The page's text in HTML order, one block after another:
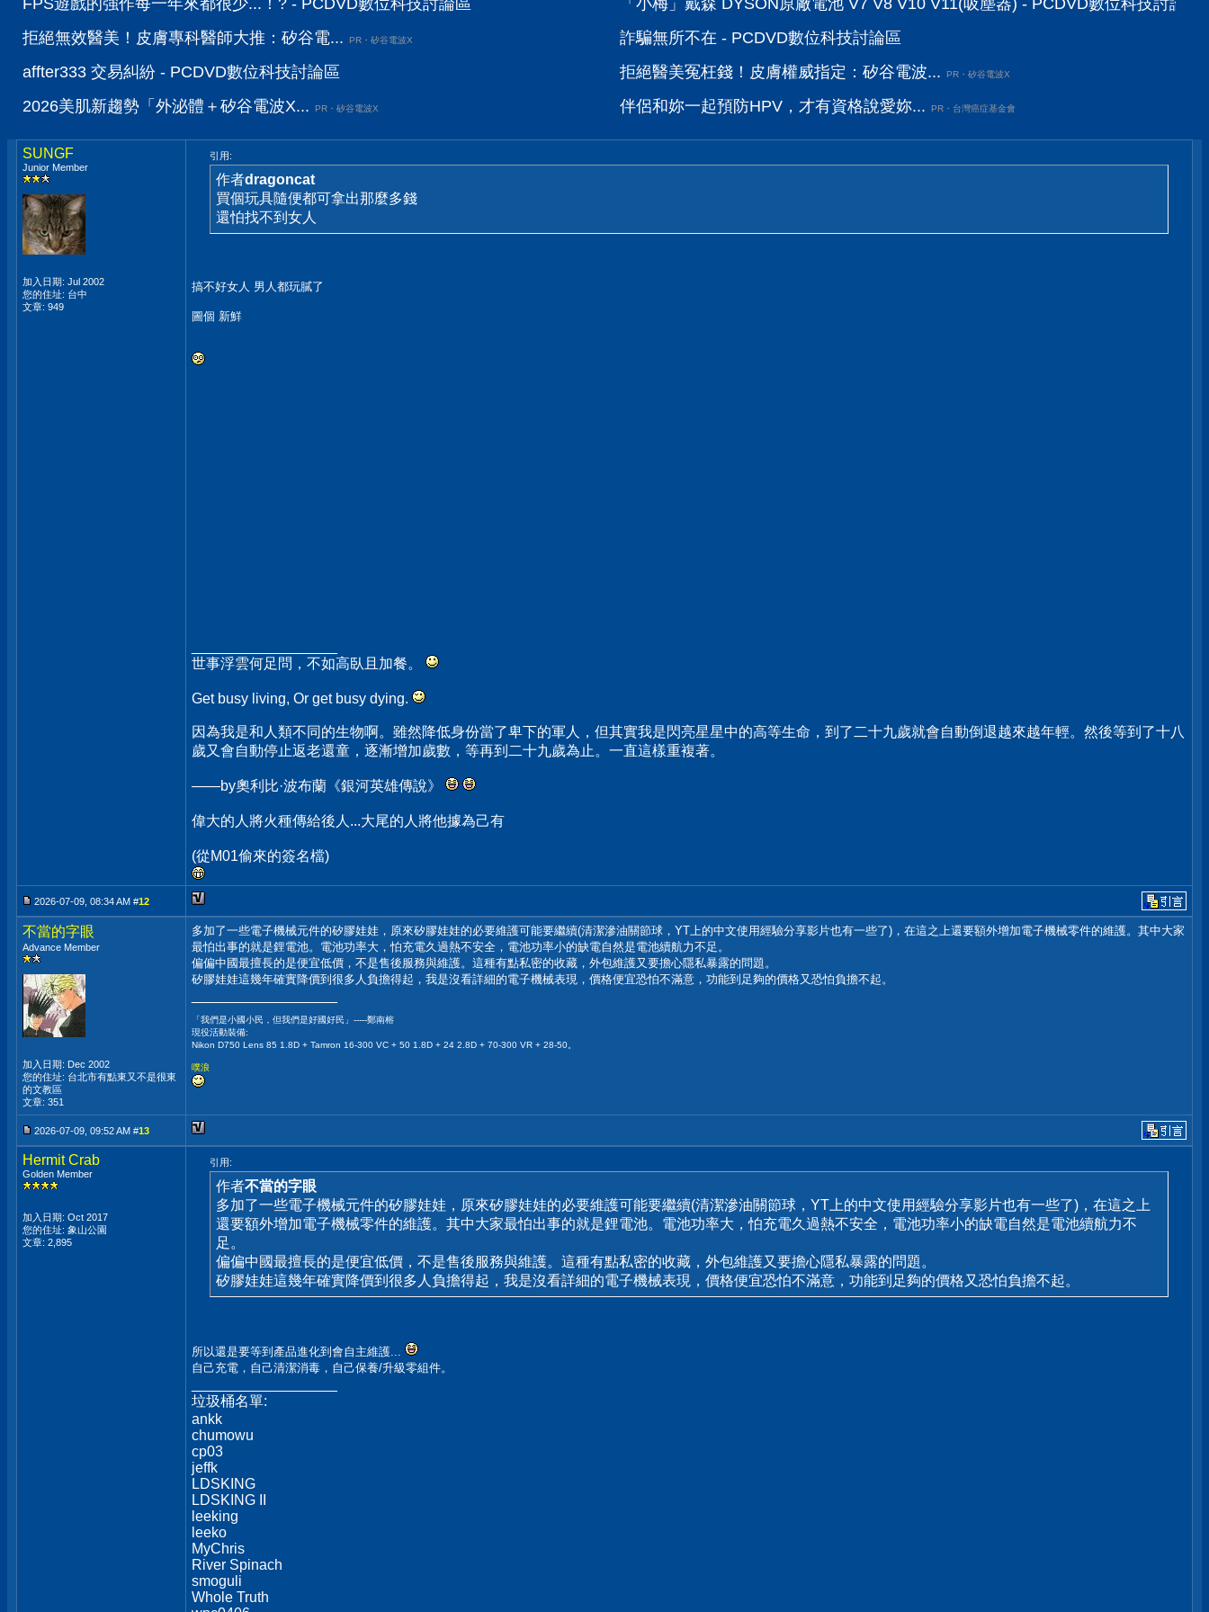
FPS遊戲的強作每一年來都很少...！? - PCDVD數位科技討論區
拒絕無效醫美！皮膚專科醫師大推：矽谷電...
PR・矽谷電波X
affter333 交易糾紛 - PCDVD數位科技討論區
2026美肌新趨勢「外泌體＋矽谷電波X...
PR・矽谷電波X
「小梅」戴森 DYSON原廠電池 V7 V8 V10 V11(吸塵器) - PCDVD數位科技討論區
詐騙無所不在 - PCDVD數位科技討論區
拒絕醫美冤枉錢！皮膚權威指定：矽谷電波...
PR・矽谷電波X
伴侶和妳一起預防HPV，才有資格說愛妳... PR・台灣癌症基金會
SUNGF
Junior Member
加入日期: Jul 2002
您的住址: 台中
文章: 949
引用:
作者dragoncat
買個玩具隨便都可拿出那麼多錢
還怕找不到女人
搞不好女人 男人都玩膩了
圖個 新鮮
世事浮雲何足問，不如高臥且加餐。
Get busy living, Or get busy dying.
因為我是和人類不同的生物啊。雖然降低身份當了卑下的軍人，但其實我是閃亮星星中的高等生命，到了二十九歲就會自動倒退越來越年輕。然後等到了十八
歲又會自動停止返老還童，逐漸增加歲數，等再到二十九歲為止。一直這樣重複著。
——by奧利比·波布蘭《銀河英雄傳說》
偉大的人將火種傳給後人...大尾的人將他據為己有
(從M01偷來的簽名檔)
2026-07-09, 08:34 AM #12
不當的字眼
Advance Member
加入日期: Dec 2002
您的住址: 台北市有點東又不是很東
的文教區
文章: 351
多加了一些電子機械元件的矽膠娃娃，原來矽膠娃娃的必要維護可能要繼續(清潔滲油關節球，YT上的中文使用經驗分享影片也有一些了)，在這之上還要額外增加電子機械零件的維護。其中大家
最怕出事的就是鋰電池。電池功率大，怕充電久過熱不安全，電池功率小的缺電自然是電池續航力不足。
偏偏中國最擅長的是便宜低價，不是售後服務與維護。這種有點私密的收藏，外包維護又要擔心隱私暴露的問題。
矽膠娃娃這幾年確實降價到很多人負擔得起，我是沒看詳細的電子機械表現，價格便宜恐怕不滿意，功能到足夠的價格又恐怕負擔不起。
「我們是小國小民，但我們是好國好民」-----鄭南榕
現役活動裝備:
Nikon D750 Lens 85 1.8D + Tamron 16-300 VC + 50 1.8D + 24 2.8D + 70-300 VR + 28-50。
噗浪
2026-07-09, 09:52 AM #13
Hermit Crab
Golden Member
加入日期: Oct 2017
您的住址: 象山公園
文章: 2,895
引用:
作者不當的字眼
多加了一些電子機械元件的矽膠娃娃，原來矽膠娃娃的必要維護可能要繼續(清潔滲油關節球，YT上的中文使用經驗分享影片也有一些了)，在這之上
還要額外增加電子機械零件的維護。其中大家最怕出事的就是鋰電池。電池功率大，怕充電久過熱不安全，電池功率小的缺電自然是電池續航力不
足。
偏偏中國最擅長的是便宜低價，不是售後服務與維護。這種有點私密的收藏，外包維護又要擔心隱私暴露的問題。
矽膠娃娃這幾年確實降價到很多人負擔得起，我是沒看詳細的電子機械表現，價格便宜恐怕不滿意，功能到足夠的價格又恐怕負擔不起。
所以還是要等到產品進化到會自主維護...
自己充電，自己清潔消毒，自己保養/升級零組件。
垃圾桶名單:
ankk
chumowu
cp03
jeffk
LDSKING
LDSKING II
leeking
leeko
MyChris
River Spinach
smoguli
Whole Truth